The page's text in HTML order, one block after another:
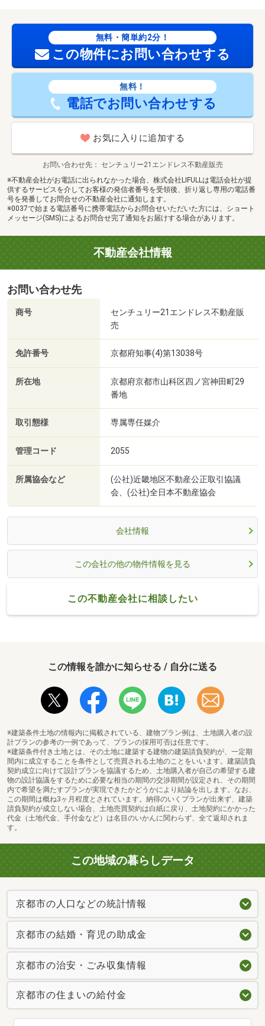
無料・簡単約2分！
この物件にお問い合わせする
無料！
電話でお問い合わせする
お気に入りに追加する
お問い合わせ先
センチュリー21エンドレス不動産販売
※不動産会社がお電話に出られなかった場合、株式会社LIFULLは電話会社が提
供するサービスを介してお客様の発信者番号を受領後、折り返し専用の電話番
号を発番してお問合せの不動産会社に通知します。
※0037で始まる電話番号に携帯電話からお問合せいただいた方には、ショート
メッセージ(SMS)によるお問合せ完了通知をお届けする場合があります。
不動産会社情報
お問い合わせ先
商号
センチュリー21エンドレス不動産販
売
免許番号 京都府知事(4)第13038号
所在地
京都府京都市山科区四ノ宮神田町29
番地
取引態様 専属専任媒介
管理コード 2055
所属協会など
(公社)近畿地区不動産公正取引協議
会、(公社)全日本不動産協会
会社情報
この会社の他の物件情報を見る
この不動産会社に相談したい
この情報を誰かに知らせる / 自分に送る
※建築条件土地の情報内に掲載されている、建物プラン例は、土地購入者の設
計プランの参考の一例であって、プランの採用可否は任意です。
※建築条件付き土地とは、その土地に建築する建物の建築請負契約が、一定期
間内に成立することを条件として売買される土地のことをいいます。建築請負
契約成立に向けて設計プランを協議するため、土地購入者が自己の希望する建
物の設計協議をするために必要な相当の期間の交渉期間が設定され、その期間
内で希望を満たすプランが実現できたかどうかにより結論を出します。なお、
この期間は概ね3ヶ月程度とされています。納得のいくプランが出来ず、建築
請負契約が成立しない場合、土地売買契約は白紙に戻り、土地契約にかかった
代金（土地代金、手付金など）は名目のいかんに関わらず、全て返却されま
す。
この地域の暮らしデータ
京都市の人口などの統計情報
京都市の結婚・育児の助成金
京都市の治安・ごみ収集情報
京都市の住まいの給付金